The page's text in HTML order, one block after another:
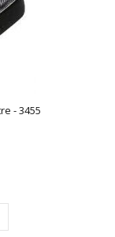
- 3455